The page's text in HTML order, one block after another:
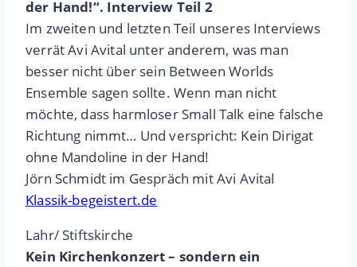
der Hand!“. Interview Teil 2
Im zweiten und letzten Teil unseres Interviews
verrät Avi Avital unter anderem, was man
besser nicht über sein Between Worlds
Ensemble sagen sollte. Wenn man nicht
möchte, dass harmloser Small Talk eine falsche
Richtung nimmt… Und verspricht: Kein Dirigat
ohne Mandoline in der Hand!
Jörn Schmidt im Gespräch mit Avi Avital
Klassik-begeistert.de
Lahr/ Stiftskirche
Kein Kirchenkonzert – sondern ein